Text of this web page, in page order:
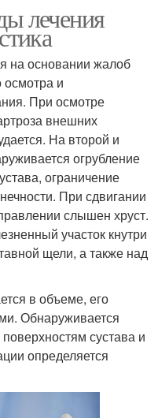
лечения
на основании жалоб
осмотра и
При осмотре
внешних
На второй и
огрубление
ограничение
При сдвигании
слышен хруст.
участок кнутри
щели, а также над
в объеме, его
Обнаруживается
сустава и
определяется